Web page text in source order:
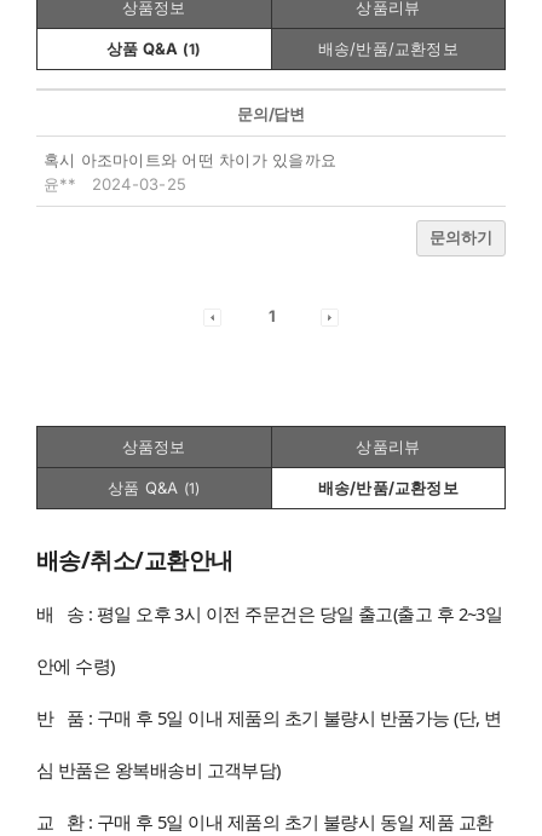
상품정보 상품리뷰
상품 Q&A (1) 배송/반품/교환정보
문의/답변
혹시 아조마이트와 어떤 차이가 있을까요
윤**
2024-03-25
문의하기
1
상품정보 상품리뷰
상품 Q&A (1) 배송/반품/교환정보
배송/취소/교환안내
배 송 : 평일 오후 3시 이전 주문건은 당일 출고(출고 후 2~3일
안에 수령)
반 품 : 구매 후 5일 이내 제품의 초기 불량시 반품가능 (단, 변
심 반품은 왕복배송비 고객부담)
교 환 : 구매 후 5일 이내 제품의 초기 불량시 동일 제품 교환